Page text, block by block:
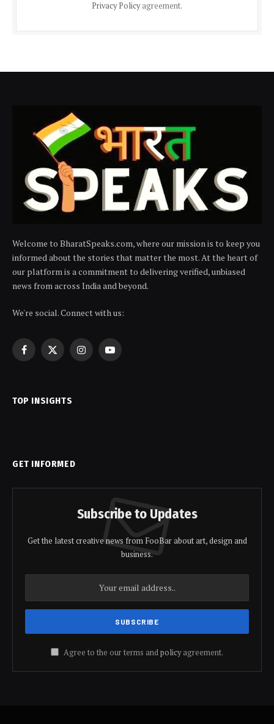
Privacy Policyagreement.
Welcome to BharatSpeaks.com, where our mission is to keep you
informed about the stories that matter the most. At the heart of
our platform is a commitment to delivering verified, unbiased
news from across India and beyond.
We're social. Connect with us:
Facebook
X
InstagramYouTube
TOP INSIGHTS
GET INFORMED
Subscribe to Updates
Get the latest creative news from FooBar about art, design and
business.
Agree to the our terms andpolicyagreement.